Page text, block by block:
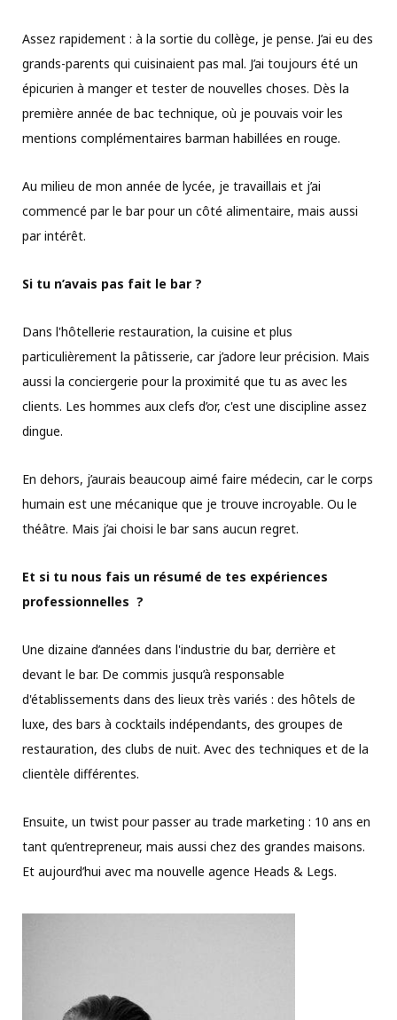
Assez rapidement : à la sortie du collège, je pense. J’ai eu des
grands-parents qui cuisinaient pas mal. J’ai toujours été un
épicurien à manger et tester de nouvelles choses. Dès la
première année de bac technique, où je pouvais voir les
mentions complémentaires barman habillées en rouge.
Au milieu de mon année de lycée, je travaillais et j’ai
commencé par le bar pour un côté alimentaire, mais aussi
par intérêt.
Si tu n’avais pas fait le bar ?
Dans l'hôtellerie restauration, la cuisine et plus
particulièrement la pâtisserie, car j’adore leur précision. Mais
aussi la conciergerie pour la proximité que tu as avec les
clients. Les hommes aux clefs d’or, c'est une discipline assez
dingue.
En dehors, j’aurais beaucoup aimé faire médecin, car le corps
humain est une mécanique que je trouve incroyable. Ou le
théâtre. Mais j’ai choisi le bar sans aucun regret.
Et si tu nous fais un résumé de tes expériences
professionnelles ?
Une dizaine d’années dans l'industrie du bar, derrière et
devant le bar. De commis jusqu’à responsable
d'établissements dans des lieux très variés : des hôtels de
luxe, des bars à cocktails indépendants, des groupes de
restauration, des clubs de nuit. Avec des techniques et de la
clientèle différentes.
Ensuite, un twist pour passer au trade marketing : 10 ans en
tant qu’entrepreneur, mais aussi chez des grandes maisons.
Et aujourd’hui avec ma nouvelle agence Heads & Legs.